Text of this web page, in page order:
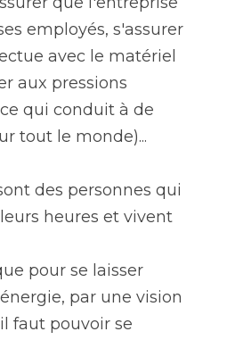
employés, s'assurer
avec le matériel
aux pressions
qui conduit à de
tout le monde)...
des personnes qui
heures et vivent
pour se laisser
par une vision
faut pouvoir se